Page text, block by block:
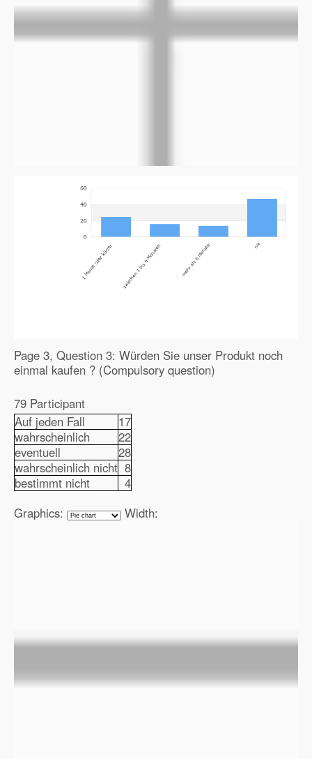
Page 3, Question 3: Würden Sie unser Produkt noch
einmal kaufen ? (Compulsory question)
79 Participant
Auf jeden Fall
17
wahrscheinlich
22
eventuell
28
wahrscheinlich nicht 8
bestimmt nicht
4
Graphics:
Width: